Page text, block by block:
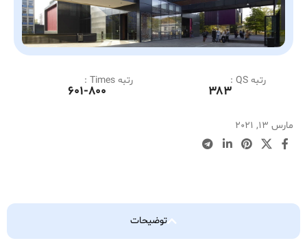
رتبه QS :
۳۸۳
رتبه Times :
۶۰۱-۸۰۰
مارس 13, 2021
توضیحات